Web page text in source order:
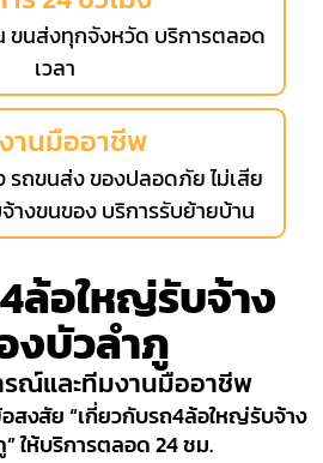
ขนส่งทุกจังหวัด บริการตลอด
เวลา
านมืออาชีพ
รถขนส่ง ของปลอดภัย ไม่เสีย
างขนของ บริการรับย้ายบ้าน
ล้อใหญ่รับจ้าง
งบัวลำภู
ณ์และทีมงานมืออาชีพ
สงสัย “เกี่ยวกับรถ4ล้อใหญ่รับจ้าง
ให้บริการตลอด 24 ชม.